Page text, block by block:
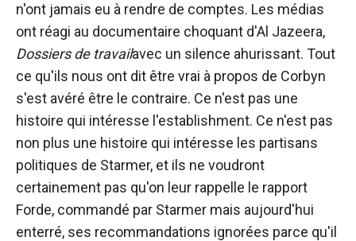
n'ont jamais eu à rendre de comptes. Les médias
ont réagi au documentaire choquant d'Al Jazeera,
Dossiers de travailavec un silence ahurissant. Tout
ce qu'ils nous ont dit être vrai à propos de Corbyn
s'est avéré être le contraire. Ce n'est pas une
histoire qui intéresse l'establishment. Ce n'est pas
non plus une histoire qui intéresse les partisans
politiques de Starmer, et ils ne voudront
certainement pas qu'on leur rappelle le rapport
Forde, commandé par Starmer mais aujourd'hui
enterré, ses recommandations ignorées parce qu'il